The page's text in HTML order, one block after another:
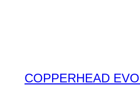
COPPERHEAD